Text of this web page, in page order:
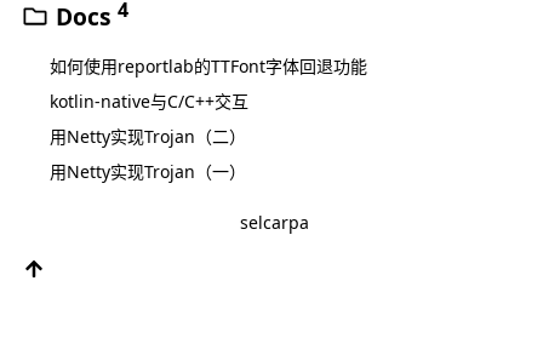
Docs 4
如何使用reportlab的TTFont字体回退功能
kotlin-native与C/C++交互
用Netty实现Trojan（二）
用Netty实现Trojan（一）
selcarpa